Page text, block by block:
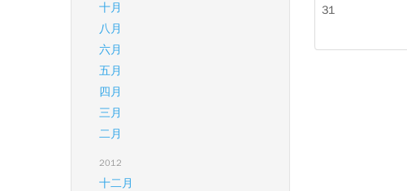
十月
八月
六月
五月
四月
三月
二月
2012
十二月
31